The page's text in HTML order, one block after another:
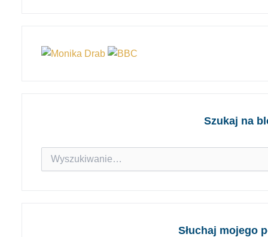
Szukaj na
Szukaj
dla:
Słuchaj mojego